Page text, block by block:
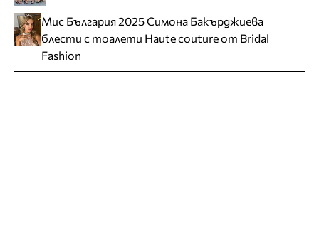
Мис България 2025 Симона Бакърджиева
блести с тоалети Haute couture от Bridal
Fashion